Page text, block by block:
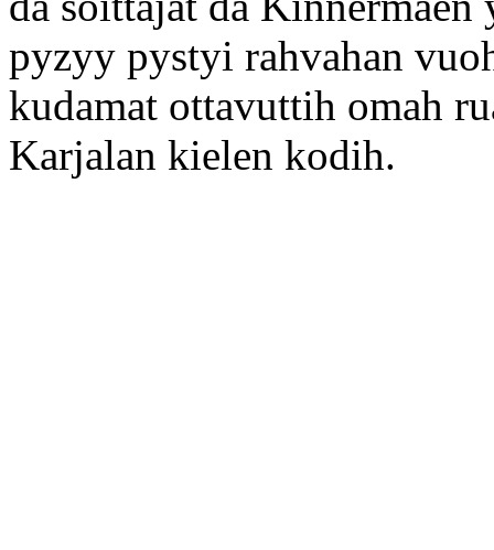
pyzyy pystyi rahvahan
kudamat ottavuttih omah
Karjalan kielen kodih.